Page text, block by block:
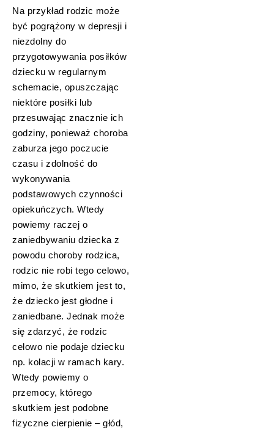
Na przykład rodzic może
być pogrążony w depresji i
niezdolny do
przygotowywania posiłków
dziecku w regularnym
schemacie, opuszczając
niektóre posiłki lub
przesuwając znacznie ich
godziny, ponieważ choroba
zaburza jego poczucie
czasu i zdolność do
wykonywania
podstawowych czynności
opiekuńczych. Wtedy
powiemy raczej o
zaniedbywaniu dziecka z
powodu choroby rodzica,
rodzic nie robi tego celowo,
mimo, że skutkiem jest to,
że dziecko jest głodne i
zaniedbane. Jednak może
się zdarzyć, że rodzic
celowo nie podaje dziecku
np. kolacji w ramach kary.
Wtedy powiemy o
przemocy, którego
skutkiem jest podobne
fizyczne cierpienie – głód,